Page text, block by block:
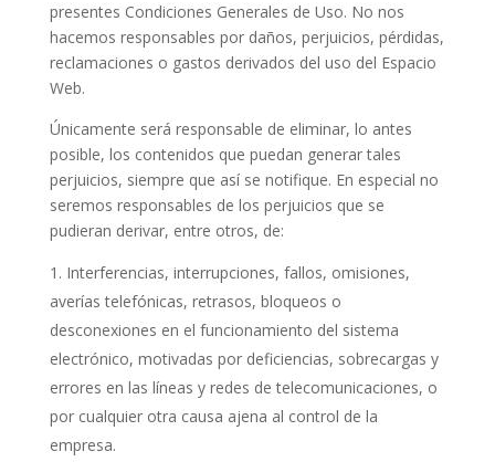
presentes Condiciones Generales de Uso. No nos
hacemos responsables por daños, perjuicios, pérdidas,
reclamaciones o gastos derivados del uso del Espacio
Web.
Únicamente será responsable de eliminar, lo antes
posible, los contenidos que puedan generar tales
perjuicios, siempre que así se notifique. En especial no
seremos responsables de los perjuicios que se
pudieran derivar, entre otros, de:
Interferencias, interrupciones, fallos, omisiones,
averías telefónicas, retrasos, bloqueos o
desconexiones en el funcionamiento del sistema
electrónico, motivadas por deficiencias, sobrecargas y
errores en las líneas y redes de telecomunicaciones, o
por cualquier otra causa ajena al control de la
empresa.